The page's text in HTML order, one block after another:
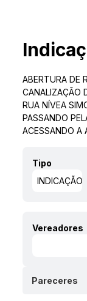
ABERTURA DE
CANALIZAÇÃO
RUA NÍVEA
PASSANDO
ACESSANDO A
Tipo
INDICAÇÃO
Vereadores
Pareceres